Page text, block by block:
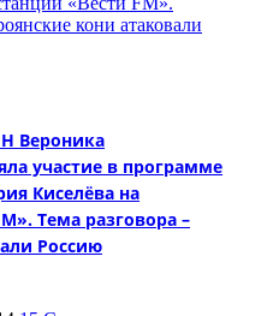
Вероника
участие в программе
Киселёва на
Тема разговора –
Россию